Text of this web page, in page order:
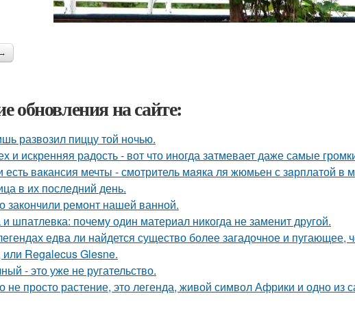
обновления на сайте:
развозил пиццу той ночью.
и искренняя радость - вот что иногда затмевает даже самые
вaкансия мечты - смотритель мaяка ля жюмьен с зaрплатой в
в их последний день.
закончили ремонт нашей ванной.
и шпатлевка: почему один материал никогда не заменит другой.
едва ли найдется существо более загадочное и пугающее,
Regalecus Glesne.
- это уже не ругательство.
не просто растение, это легенда, живой символ Африки и одно из